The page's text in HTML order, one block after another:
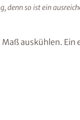
denn so ist ein
auskühlen. Ein